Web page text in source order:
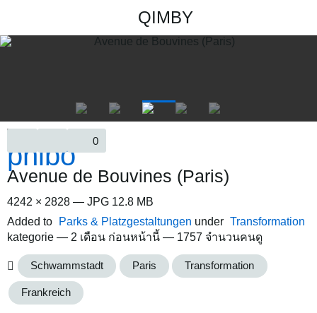
QIMBY
0
Avenue de Bouvines (Paris)
4242 × 2828 — JPG 12.8 MB
Added to
Parks & Platzgestaltungen under Transformation
kategorie — 2 เดือน ก่อนหน้านี้ — 1757 จำนวนคนดู
Schwammstadt Paris Transformation
Frankreich